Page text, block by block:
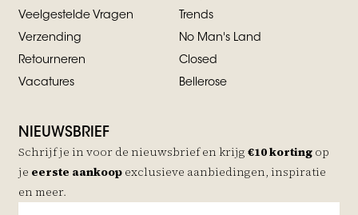
Veelgestelde Vragen
Verzending
Retourneren
Vacatures
Trends
No Man's Land
Closed
Bellerose
NIEUWSBRIEF
Schrijf je in voor de nieuwsbrief en krijg €10 korting op
je eerste aankoop exclusieve aanbiedingen, inspiratie
en meer.